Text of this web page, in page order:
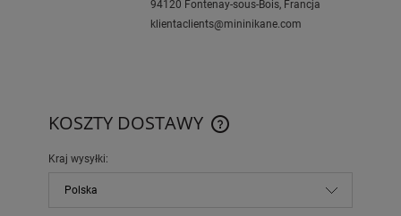
94120 Fontenay-sous-Bois, Francja
klientaclients@mininikane.com
KOSZTY DOSTAWY
Kraj wysyłki: